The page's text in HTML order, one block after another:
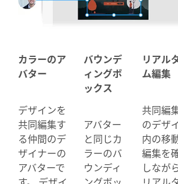
カラーのア
バター
デザインを
共同編集す
る仲間のデ
ザイナーの
アバターで
バウンデ
ィングボ
ックス
アバター
と同じカ
ラーのバ
ウンディ
リアル
ム編集
共同編
のデザ
内の移
編集を
しながら